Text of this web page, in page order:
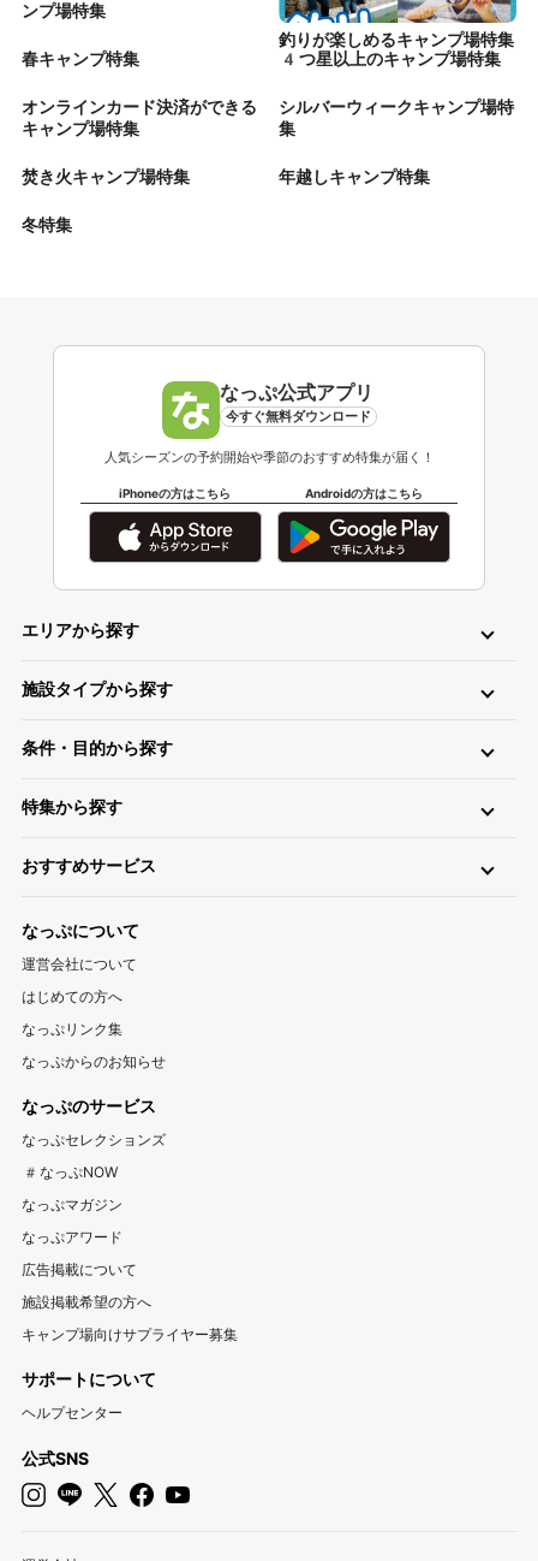
ンプ場特集
釣りが楽しめるキャンプ場特集
春キャンプ特集
4つ星以上のキャンプ場特集
オンラインカード決済ができる
キャンプ場特集
シルバーウィークキャンプ場特
集
焚き火キャンプ場特集 年越しキャンプ特集
冬特集
なっぷ公式アプリ
今すぐ無料ダウンロード
人気シーズンの予約開始や季節のおすすめ特集が届く！
iPhoneの方はこちら Androidの方はこちら
エリアから探す
北海道キャンプ場 青森キャンプ場
東京キャンプ場 神奈川キャンプ場
群馬キャンプ場
北陸・甲信越
山梨キャンプ場
富山キャンプ場 石川キャンプ場
東海
関西
中国・四国
岡山キャンプ場
島根キャンプ場
徳島キャンプ場 愛媛キャンプ場
施設タイプから探す
区画サイト フリーサイト
条件・目的から探す
無料 手ぶら（レンタル）
特集から探す
ペットと一緒に遊べるキャンプ場特集
標高が高いキャンプ場特集
おすすめサービス
登山情報サイト YAMA HACK
自転車情報サイト CYCLEHACK
バーベキュー情報サイト BBQ HACK
中古アウトドア用品販売サイト UZD
バーベキュー検索予約サイト Hero！
なっぷについて
運営会社について
はじめての方へ
なっぷリンク集
なっぷからのお知らせ
なっぷのサービス
なっぷセレクションズ
#なっぷNOW
なっぷマガジン
なっぷアワード
広告掲載について
施設掲載希望の方へ
キャンプ場向けサプライヤー募集
サポートについて
ヘルプセンター
公式SNS